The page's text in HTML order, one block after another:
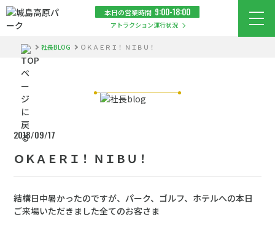
本日の営業時間 9:00-18:00
アトラクション運行状況 メ
社長BLOG ＯＫＡＥＲＩ！ ＮＩＢＵ！
2018/09/17
ＯＫＡＥＲＩ！ ＮＩＢＵ！
結構日中暑かったのですが、パーク、ゴルフ、ホテルへの本日
ご来場いただきました全てのお客さま